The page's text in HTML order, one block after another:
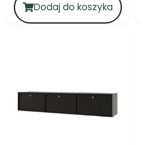
Dodaj do koszyka